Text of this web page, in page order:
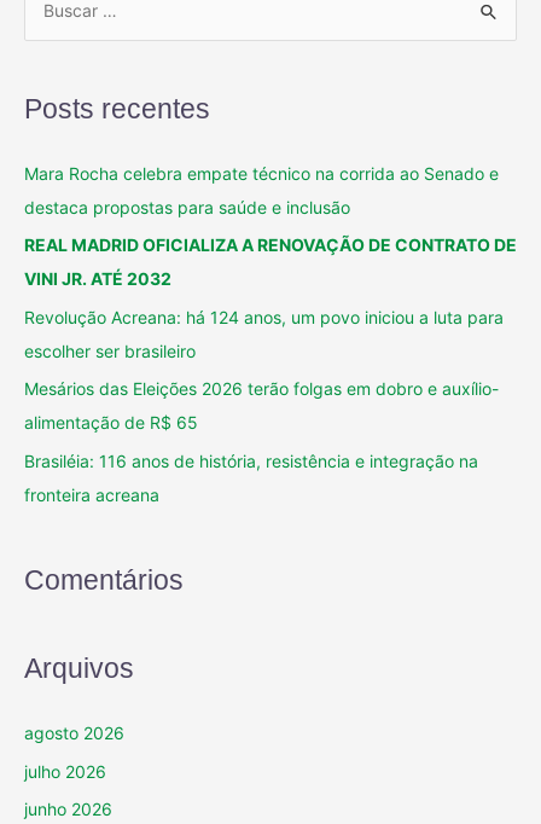
Posts recentes
Mara Rocha celebra empate técnico na corrida ao Senado e
destaca propostas para saúde e inclusão
REAL MADRID OFICIALIZA A RENOVAÇÃO DE CONTRATO DE
VINI JR. ATÉ 2032
Revolução Acreana: há 124 anos, um povo iniciou a luta para
escolher ser brasileiro
Mesários das Eleições 2026 terão folgas em dobro e auxílio-
alimentação de R$ 65
Brasiléia: 116 anos de história, resistência e integração na
fronteira acreana
Comentários
Arquivos
agosto 2026
julho 2026
junho 2026